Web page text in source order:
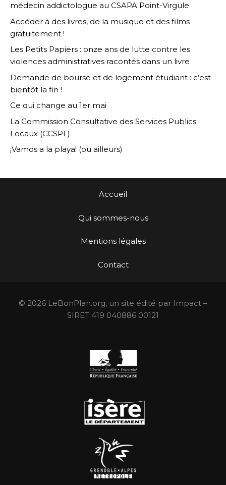
médecin addictologue au CSAPA Point-Virgule
Accéder à des livres, de la musique et des films
gratuitement !
Les Petits Papiers : onze ans de lutte contre les
violences administratives racontés dans un livre
Demande de bourse et de logement étudiant : c’est
bientôt la fin !
Ce qui change au 1er mai
La Commission Consultative des Services Publics
Locaux (CCSPL)
¡Vamos a la playa! (ou ailleurs)
Accueil
Qui sommes-nous
Mentions légales
Contact
© 2026 LeBonPlan.org, un site édité par Impact –
SIRET 419 040886 00121